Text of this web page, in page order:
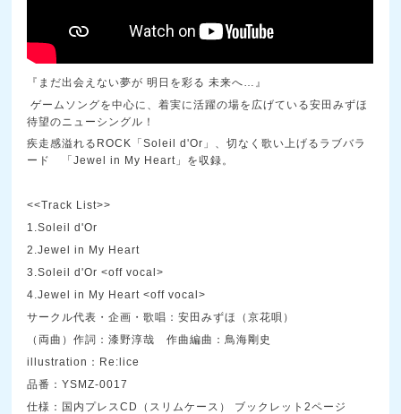
『まだ出会えない夢が 明日を彩る 未来へ…』
ゲームソングを中心に、着実に活躍の場を広げている安田みずほ
待望のニューシングル！
疾走感溢れるROCK「Soleil d'Or」、切なく歌い上げるラブバラ
ード 「Jewel in My Heart」を収録。
<<Track List>>
1.Soleil d'Or
2.Jewel in My Heart
3.Soleil d'Or <off vocal>
4.Jewel in My Heart <off vocal>
サークル代表・企画・歌唱：安田みずほ（京花唄）
（両曲）作詞：漆野淳哉
作曲編曲：鳥海剛史
illustration：Re:lice
品番：YSMZ-0017
仕様：国内プレスCD（スリムケース） ブックレット2ページ